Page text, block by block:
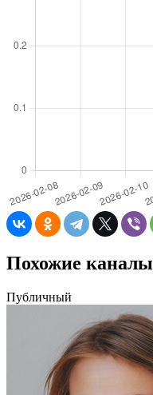
Похожие каналы
Публичный